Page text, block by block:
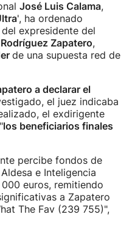
José Luis Calama,
', ha ordenado
del expresidente del
Zapatero,
de una supuesta red de
a declarar el
el juez indicaba
el exdirigente
los beneficiarios finales
percibe fondos de
e Inteligencia
euros, remitiendo
a Zapatero
The Fav (239 755)",